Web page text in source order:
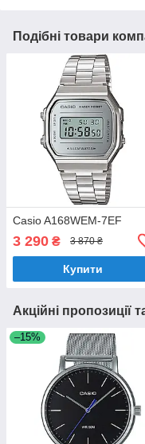
Подібні товари
Casio A168WEM-7EF
3 290 ₴ 3 870 ₴
Купити
Акційні пропозиції
–15%